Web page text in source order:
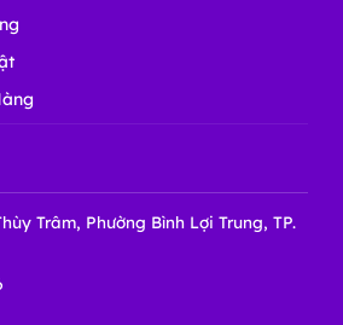
Trâm, Phường Bình Lợi Trung, TP.